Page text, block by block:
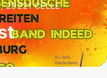
29221 CELLE